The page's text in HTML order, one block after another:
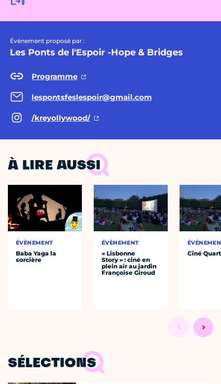
Évènement proposé par :
Les Ponts de l'Espoir -Hope & Bridges
Programme
lespontsfeslespoir@gmail.com
/kreyollywood/
À LIRE AUSSI
ÉVÈNEMENT
Baba Yaga la
sorcière
ÉVÈNEMENT
« Lisbonne
Story » : ciné en
plein air au jardin
Françoise Giroud
Ciné
SÉLECTIONS